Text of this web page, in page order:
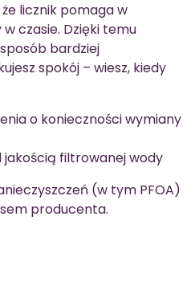
licznik pomaga w
czasie. Dzięki temu
bardziej
spokój – wiesz, kiedy
o konieczności wymiany
jakością filtrowanej wody
(w tym PFOA)
producenta.